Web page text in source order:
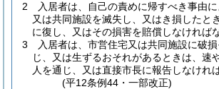
2
入居者は、自己の責めに帰すべき事由
又は共同施設を滅失し、又はき損したと
に復し、又はその損害を賠償しなければ
3
入居者は、市営住宅又は共同施設に破
じ、又は生ずるおそれがあるときは、速
人を通じ、又は直接市長に報告しなけれ
(平12条例44・一部改正)